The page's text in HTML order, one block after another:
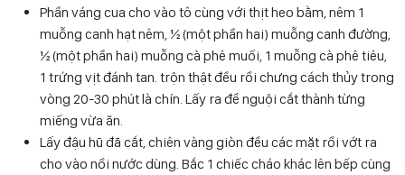
Phần váng cua cho vào tô cùng với thịt heo bằm, nêm 1
muỗng canh hạt nêm, ½ (một phần hai) muỗng canh đường,
½ (một phần hai) muỗng cà phê muối, 1 muỗng cà phê tiêu,
1 trứng vịt đánh tan. trộn thật đều rồi chưng cách thủy trong
vòng 20-30 phút là chín. Lấy ra để nguội cắt thành từng
miếng vừa ăn.
Lấy đậu hũ đã cắt, chiên vàng giòn đều các mặt rồi vớt ra
cho vào nồi nước dùng. Bắc 1 chiếc cháo khác lên bếp cùng